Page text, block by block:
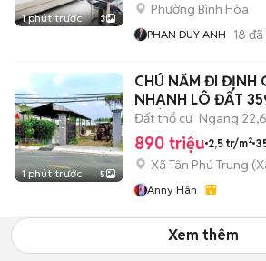
1 phút trước 3
Phường Bình Hòa
PHAN DUY ANH 18 đã
1 phút trước 5
CHÚ NĂM ĐI ĐỊNH
NHANH LÔ ĐẤT
PHÚ TRUNG
Đất thổ cư Ngang
890 triệu 2,5 tr/m²
Xã Tân Phú Trung (
Anny Hân
Xem thêm